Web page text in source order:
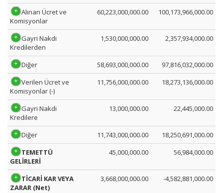
Alınan Ücret ve
Komisyonlar
60,223,000,000.00 100,173,966,000.00
Gayri Nakdi
Kredilerden
1,530,000,000.00 2,357,934,000.00
Diğer 58,693,000,000.00
97,816,032,000.00
Verilen Ücret ve
Komisyonlar (-)
11,756,000,000.00 18,273,136,000.00
Gayri Nakdi
Kredilere
13,000,000.00 22,445,000.00
Diğer 11,743,000,000.00
18,250,691,000.00
TEMETTÜ
GELİRLERİ
45,000,000.00 56,984,000.00
TİCARİ KAR VEYA
ZARAR (Net)
3,668,000,000.00 -4,582,881,000.00